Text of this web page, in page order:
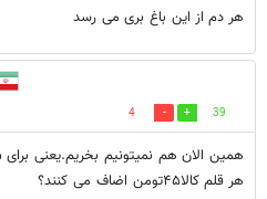
هر دم از این باغ بری می رسد
39
4
هر قلم کالا۴۵تومن اضاف می کنند؟